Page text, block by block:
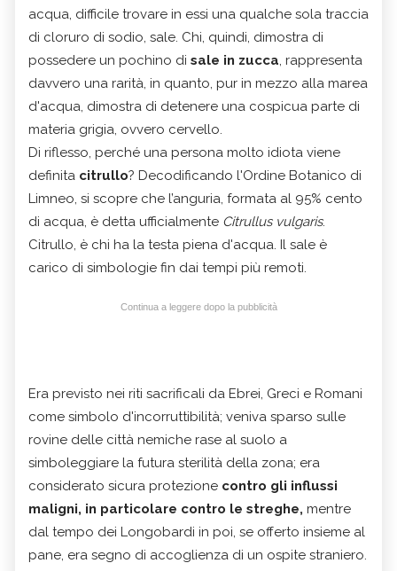
acqua, difficile trovare in essi una qualche sola traccia
di cloruro di sodio, sale. Chi, quindi, dimostra di
possedere un pochino di sale in zucca, rappresenta
davvero una rarità, in quanto, pur in mezzo alla marea
d'acqua, dimostra di detenere una cospicua parte di
materia grigia, ovvero cervello.
Di riflesso, perché una persona molto idiota viene
definita citrullo? Decodificando l'Ordine Botanico di
Limneo, si scopre che l’anguria, formata al 95% cento
di acqua, è detta ufficialmente Citrullus vulgaris.
Citrullo, è chi ha la testa piena d'acqua. Il sale è
carico di simbologie fin dai tempi più remoti.
Continua a leggere dopo la pubblicità
Era previsto nei riti sacrificali da Ebrei, Greci e Romani
come simbolo d'incorruttibilità; veniva sparso sulle
rovine delle città nemiche rase al suolo a
simboleggiare la futura sterilità della zona; era
considerato sicura protezione contro gli influssi
maligni, in particolare contro le streghe, mentre
dal tempo dei Longobardi in poi, se offerto insieme al
pane, era segno di accoglienza di un ospite straniero.